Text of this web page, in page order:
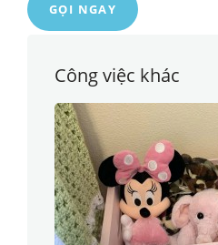
GỌI NGAY
Công việc khác